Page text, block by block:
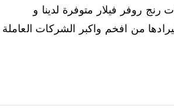
روفر فيلار متوفرة لدينا و
من افخم واكبر الشركات العاملة